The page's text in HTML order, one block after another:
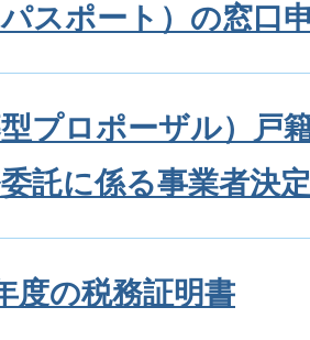
スポート）の窓口
型プロポーザル）戸
託に係る事業者決定
度の税務証明書